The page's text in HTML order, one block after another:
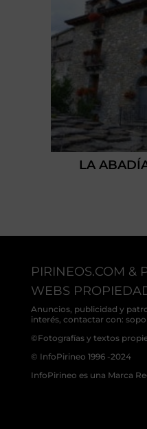
LA
PIRINEOS.COM &
WEBS
Anuncios, publicidad y
interés, contactar con:
©Fotografías y textos
© InfoPirineo 1996 -2024
InfoPirineo es una Marca